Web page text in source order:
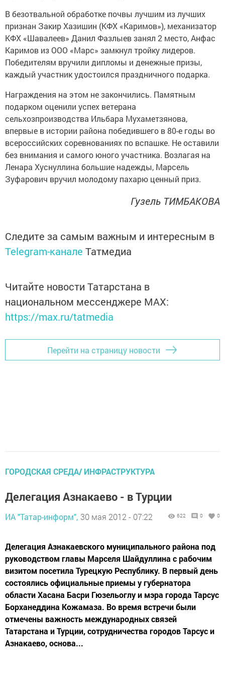
В безотвальной обработке почвы лучшим из лучших
признан Закир Хазишин (КФХ «Каримов»), механизатор
КФХ «Шавалеев» Данил Фазлыев занял 2 место, Анфас
Каримов из ООО «Марс» замкнул тройку лидеров.
Победителям вручили дипломы и денежные призы,
каждый участник удостоился праздничного подарка.
Награждения на этом не закончились. Памятным
подарком оценили успех ветерана
сельхозпроизводства Ильбара Мухаметзянова,
впервые в истории района победившего в 80-е годы во
всероссийских соревнованиях по вспашке. Не оставили
без внимания и самого юного участника. Возлагая на
Ленара Хуснуллина большие надежды, Марсель
Зуфарович вручил молодому пахарю ценный приз.
Гузель ТИМБАКОВА
Следите за самым важным и интересным в
Telegram-канале Татмедиа
Читайте новости Татарстана в
национальном мессенджере MАХ:
https://max.ru/tatmedia
Перейти на страницу новости
ГОРОДСКАЯ СРЕДА/ ИНФРАСТРУКТУРА
Делегация Азнакаево - в Турции
ИА "Татар-информ", 30 мая 2012 - 07:22 622 0 0
Делегация Азнакаевского муниципального района под
руководством главы Марселя Шайдуллина с рабочим
визитом посетила Турецкую Республику. В первый день
состоялись официальные приемы у губернатора
области Хасана Басри Гюзельоглу и мэра города Тарсус
Борханеддина Кожамаза. Во время встречи были
отмечены важность международных связей
Татарстана и Турции, сотрудничества городов Тарсус и
Азнакаево, основа...